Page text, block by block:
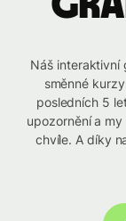
Náš interaktivní
směnné
posledních 5
upozornění a
chvíle. A díky